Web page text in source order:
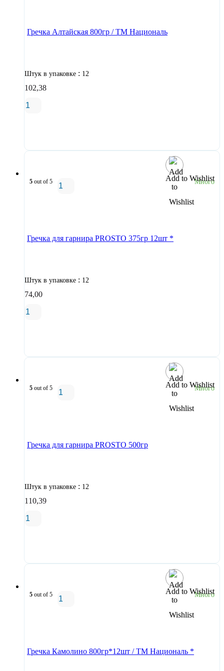
Гречка Алтайская 800гр / ТМ Националь
Штук в упаковке : 12
102,38
Add to Wishlist
5 out of 5 Много
Гречка для гарнира PROSTO 375гр 12шт *
Штук в упаковке : 12
74,00
Add to Wishlist
5 out of 5 Много
Гречка для гарнира PROSTO 500гр
Штук в упаковке : 12
110,39
Add to Wishlist
5 out of 5 Много
Гречка Камолино 800гр*12шт / ТМ Националь *